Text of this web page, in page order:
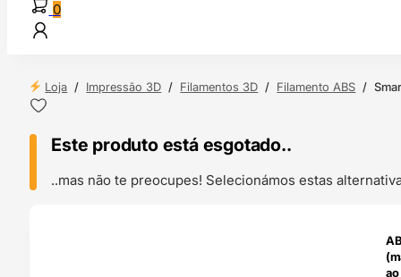
0
Loja / Impressão 3D / Filamentos 3D / Filamento ABS /
Este produto está esgotado..
..mas não te preocupes! Selecionámos estas